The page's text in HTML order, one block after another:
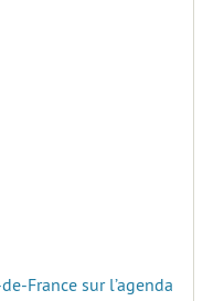
France sur l’agenda